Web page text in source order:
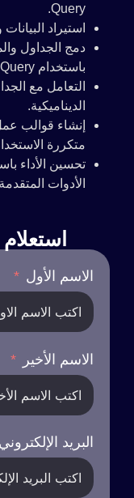
Query.
استيراد
دمج الجداول
باستخدام Power Query.
التعامل مع
الديناميكية.
إنشاء قوالب
متكررة
تحسين الأداء
الأدوات
الاسم الأول
الاسم الأخير
البريد الإلكتروني